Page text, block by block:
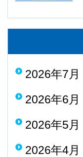
2026年7月
2026年6月
2026年5月
2026年4月